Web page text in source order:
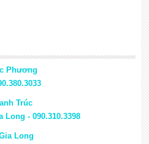
Phương
Trúc
Long - 090.310.3398
Long